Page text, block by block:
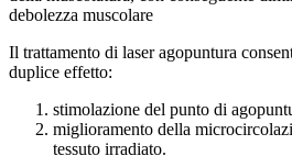
debolezza muscolare
Il trattamento di laser agopuntura
duplice effetto:
stimolazione del punto di
miglioramento della
tessuto irradiato.